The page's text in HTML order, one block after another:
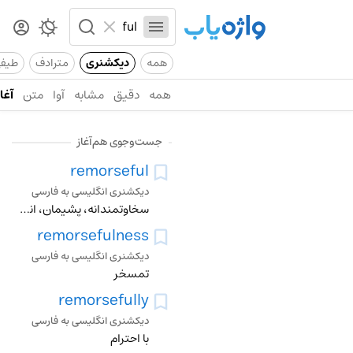
همه دیکشنری مترادف
همه دقیق مشابه آوا متن
جست‌وجوی هم‌آغاز
remorseful
دیکشنری انگلیسی به فارسی
سخاوتمندانه، پشیمان، اندوهناک، نادم
remorsefulness
دیکشنری انگلیسی به فارسی
تمسخر
remorsefully
دیکشنری انگلیسی به فارسی
با احترام